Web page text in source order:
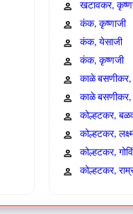
खटावकर,
कंक, कृष्णाजी
कंक, येसाजी
कंक, कृष्णजी
काळे बसणीकर,
काळे बसणीकर,
कोल्हटकर,
कोल्हटकर,
कोल्हटकर,
कोल्हटकर,